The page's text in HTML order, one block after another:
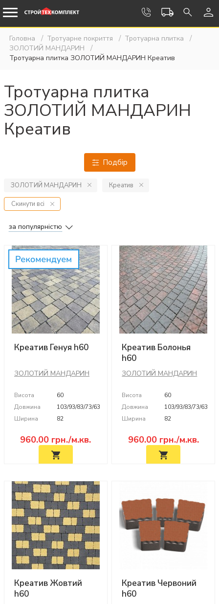
Головна Тротуарне покриття
Тротуарна плитка
ЗОЛОТИЙ МАНДАРИН
Тротуарна плитка ЗОЛОТИЙ МАНДАРИН Креатив
Тротуарна плитка
ЗОЛОТИЙ МАНДАРИН
Креатив
Подбiр
ЗОЛОТИЙ МАНДАРИН Креатив
Скинути всі
за популярністю
Креатив Генуя h60
ЗОЛОТИЙ МАНДАРИН
Висота
60
Довжина
103/93/83/73/63
Ширина
82
960.00 грн./м.кв.
Креатив Болонья
h60
ЗОЛОТИЙ МАНДАРИН
Висота
60
Довжина
103/93/83/73/63
Ширина
82
960.00грн./м.кв.
Креатив Жовтий
h60
Креатив Червоний
h60